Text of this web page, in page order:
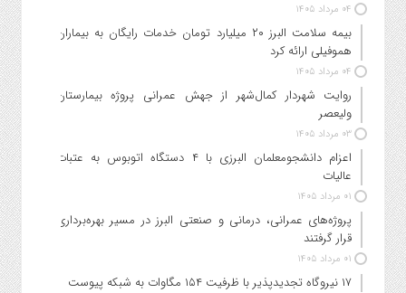
۰۴ مرداد ۱۴۰۵
بیمه سلامت البرز ۲۰ میلیارد تومان خدمات رایگان به بیماران
هموفیلی ارائه کرد
۰۴ مرداد ۱۴۰۵
روایت شهردار کمال‌شهر از جهش عمرانی پروژه بیمارستان
ولیعصر
۰۳ مرداد ۱۴۰۵
اعزام دانشجو‌معلمان البرزی با ۴ دستگاه اتوبوس به عتبات
عالیات
۰۱ مرداد ۱۴۰۵
پروژه‌های عمرانی، درمانی و صنعتی البرز در مسیر بهره‌برداری
قرار گرفتند
۰۱ مرداد ۱۴۰۵
۱۷ نیروگاه تجدیدپذیر با ظرفیت ۱۵۴ مگاوات به شبکه پیوست